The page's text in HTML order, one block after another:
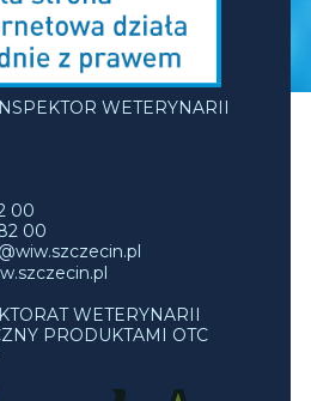
WETERYNARII
00
00
WETERYNARII
PRODUKTAMI OTC